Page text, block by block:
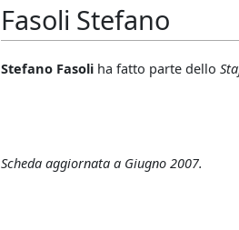
Fasoli Stefano
Stefano Fasoli ha fatto parte dello
Scheda aggiornata a Giugno 2007.